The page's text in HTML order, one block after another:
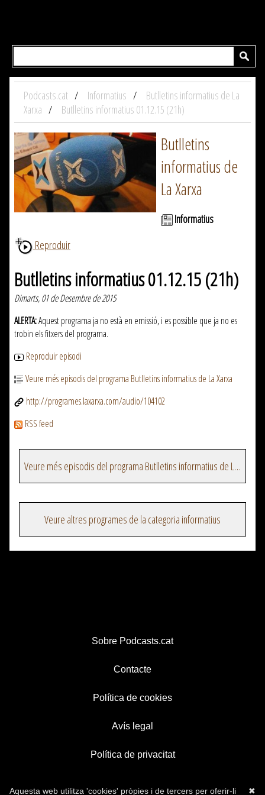
Podcasts.cat Informatius
Butlletins informatius de La
Xarxa
Butlletins informatius 01.12.15 (21h)
Butlletins
informatius de
La Xarxa
Informatius
Reproduir
Butlletins informatius 01.12.15 (21h)
Dimarts, 01 de Desembre de 2015
ALERTA:Aquest programa ja no està en emissió, i es possible que ja no es
trobin els fitxers del programa.
Reproduir episodi
Veure més episodis del programa Butlletins informatius de La Xarxa
http://programes.laxarxa.com/audio/104102
RSS feed
Veure més episodis del programa Butlletins informatius de La Xarxa
Veure altres programes de la categoria informatius
Sobre Podcasts.cat
Contacte
Política de cookies
Avís legal
Política de privacitat
✖
Aquesta web utilitza 'cookies' pròpies i de tercers per oferir-li